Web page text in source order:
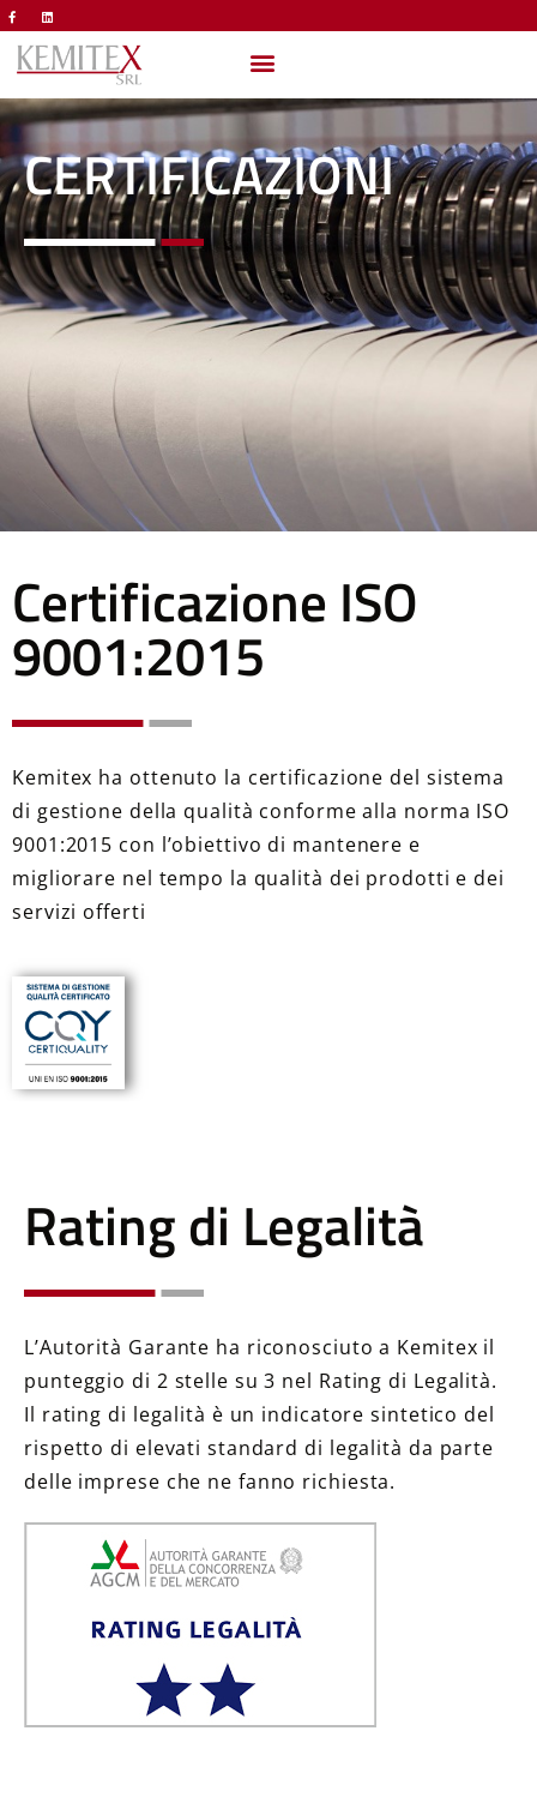
CERTIFICAZIONI
Certificazione ISO
9001:2015
Kemitex ha ottenuto la certificazione del sistema
di gestione della qualità conforme alla norma ISO
9001:2015 con l’obiettivo di mantenere e
migliorare nel tempo la qualità dei prodotti e dei
servizi offerti
Rating di Legalità
L’Autorità Garante ha riconosciuto a Kemitex il
punteggio di 2 stelle su 3 nel Rating di Legalità.
Il rating di legalità è un indicatore sintetico del
rispetto di elevati standard di legalità da parte
delle imprese che ne fanno richiesta.